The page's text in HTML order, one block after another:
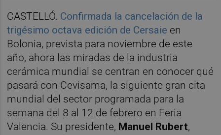
CASTELLÓ. Confirmada la cancelación de la
trigésimo octava edición de Cersaie en
Bolonia, prevista para noviembre de este
año, ahora las miradas de la industria
cerámica mundial se centran en conocer qué
pasará con Cevisama, la siguiente gran cita
mundial del sector programada para la
semana del 8 al 12 de febrero en Feria
Valencia. Su presidente, Manuel Rubert,